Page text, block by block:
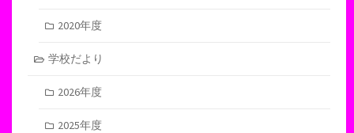
2020年度
学校だより
2026年度
2025年度